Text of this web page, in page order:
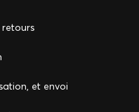
et envoi